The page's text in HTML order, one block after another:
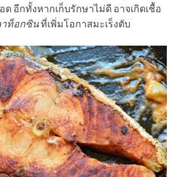
ด อีกทั้งหากเก็บรักษาไม่ดี อาจเกิดเชื้อ
าท็อกซินที่เพิ่มโอกาสมะเร็งตับ